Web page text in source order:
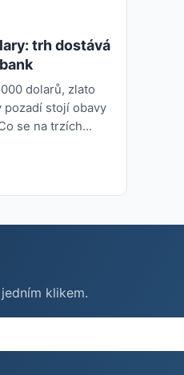
trh dostává
dolarů, zlato
pozadí stojí obavy
se na trzích…
klikem.